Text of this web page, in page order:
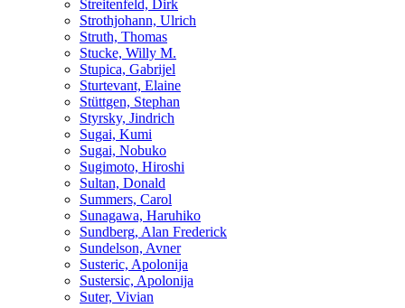
Streitenfeld, Dirk
Strothjohann, Ulrich
Struth, Thomas
Stucke, Willy M.
Stupica, Gabrijel
Sturtevant, Elaine
Stüttgen, Stephan
Styrsky, Jindrich
Sugai, Kumi
Sugai, Nobuko
Sugimoto, Hiroshi
Sultan, Donald
Summers, Carol
Sunagawa, Haruhiko
Sundberg, Alan Frederick
Sundelson, Avner
Susteric, Apolonija
Sustersic, Apolonija
Suter, Vivian